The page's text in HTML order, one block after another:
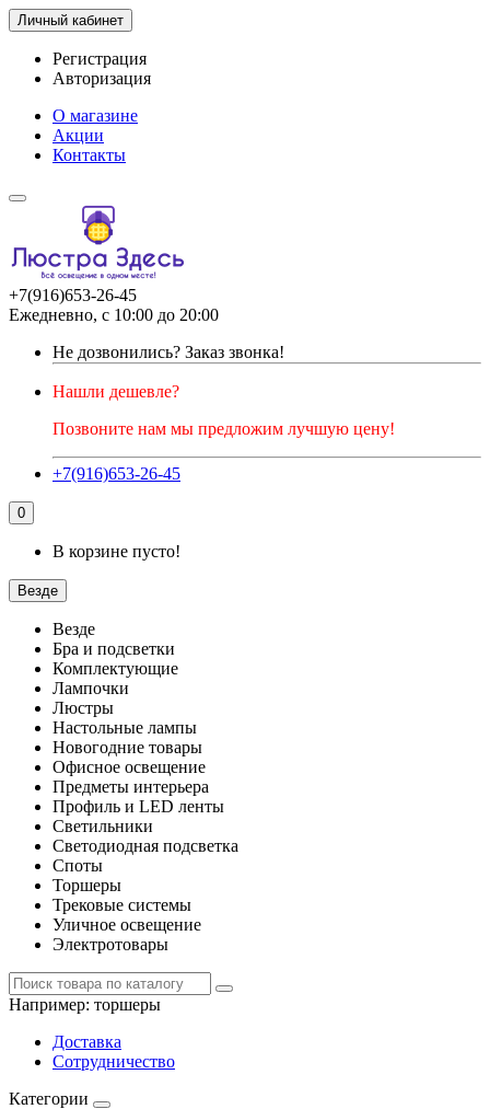
Личный кабинет
Регистрация
Авторизация
О магазине
Акции
Контакты
+7(916)653-26-45
Ежедневно, с 10:00 до 20:00
Не дозвонились? Заказ звонка!
Нашли дешевле?
Позвоните нам мы предложим лучшую цену!
+7(916)653-26-45
0
В корзине пусто!
Везде
Везде
Бра и подсветки
Комплектующие
Лампочки
Люстры
Настольные лампы
Новогодние товары
Офисное освещение
Предметы интерьера
Профиль и LED ленты
Светильники
Светодиодная подсветка
Споты
Торшеры
Трековые системы
Уличное освещение
Электротовары
Например: торшеры
Доставка
Сотрудничество
Категории